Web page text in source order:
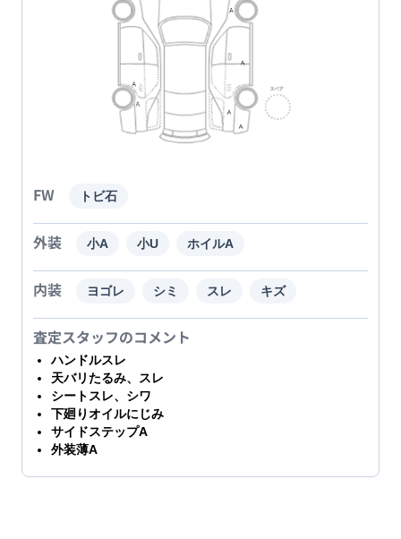
FW トビ石
外装 小A 小U ホイルA
内装 ヨゴレ シミ スレ キズ
査定スタッフのコメント
ハンドルスレ
天バリたるみ、スレ
シートスレ、シワ
下廻りオイルにじみ
サイドステップA
外装薄A